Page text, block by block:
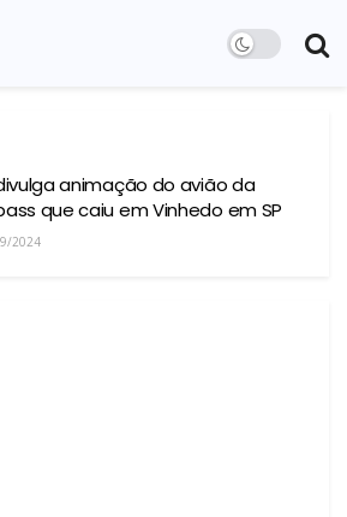
animação do avião da
que caiu em Vinhedo em SP
2024